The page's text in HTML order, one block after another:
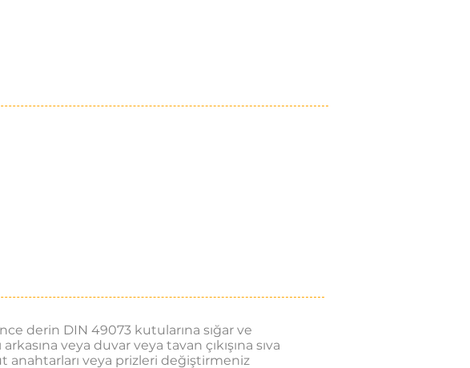
derin DIN 49073 kutularına sığar ve
veya duvar veya tavan çıkışına sıva
veya prizleri değiştirmeniz